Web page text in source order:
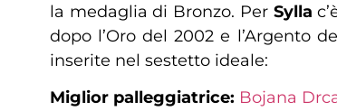
la medaglia di Bronzo. Per Sylla
dopo l’Oro del 2002 e l’Argento
inserite nel sestetto ideale:
Miglior palleggiatrice: Bojana